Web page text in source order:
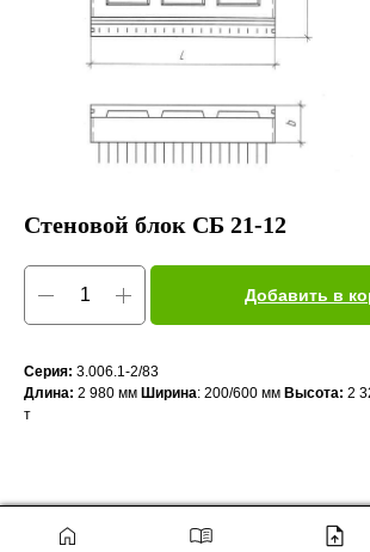
Стеновой блок СБ 21-12
Добавить в
Серия: 3.006.1-2/83
Длина: 2 980 мм Ширина: 200/600 мм Высота: 2
т